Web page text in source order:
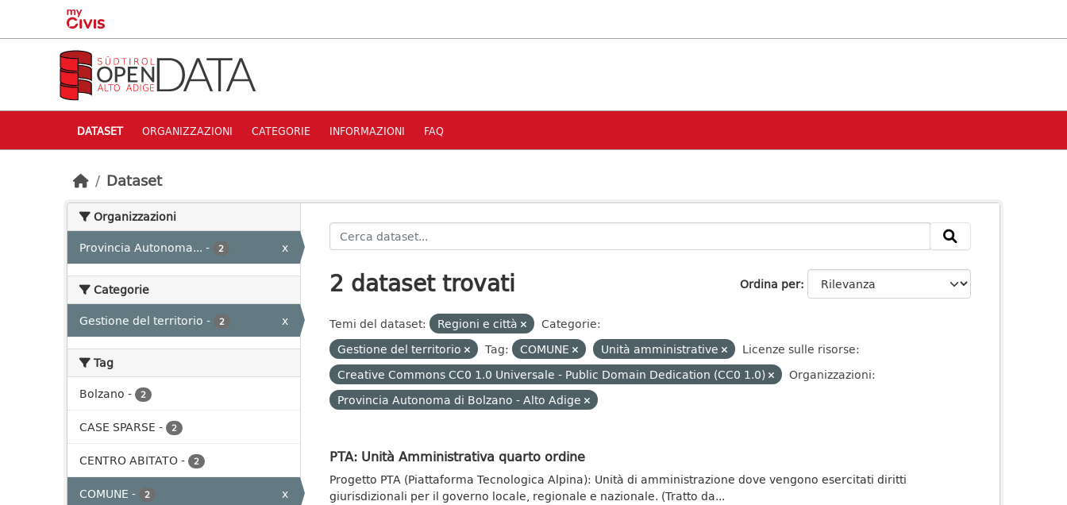
Skip to main content
DATASET ORGANIZZAZIONI CATEGORIE INFORMAZIONI FAQ
Dataset
Organizzazioni
Provincia Autonoma... - 2 x
Categorie
Gestione del territorio - 2 x
Tag
Bolzano - 2
CASE SPARSE - 2
CENTRO ABITATO- 2
COMUNE - 2
x
Ordina per
2 dataset trovati
Temi del dataset: Regioni e città
Categorie:
Gestione del territorio
Tag: COMUNE Unità amministrative
Licenze sulle risorse:
Creative Commons CC0 1.0 Universale - Public Domain Dedication (CC0 1.0)
Organizzazioni:
Provincia Autonoma di Bolzano - Alto Adige
PTA: Unità Amministrativa quarto ordine
Progetto PTA (Piattaforma Tecnologica Alpina): Unità di amministrazione dove vengono esercitati diritti
giurisdizionali per il governo locale, regionale e nazionale. (Tratto da...